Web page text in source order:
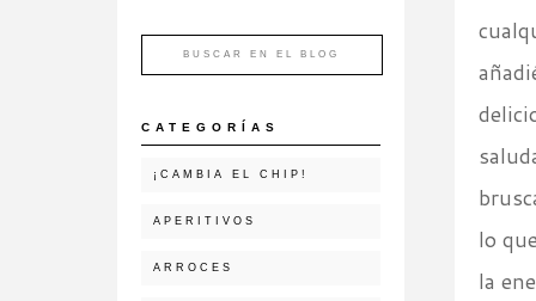
lo
la
CATEGORÍAS
¡CAMBIA EL CHIP!
APERITIVOS
ARROCES